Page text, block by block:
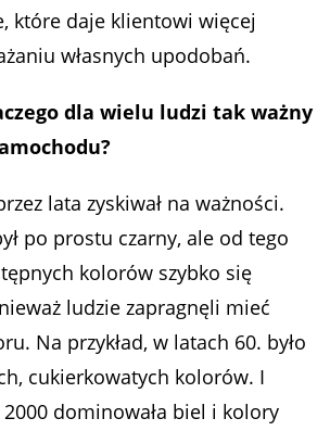
które daje klientowi więcej
własnych upodobań.
dla wielu ludzi tak ważny
lata zyskiwał na ważności.
po prostu czarny, ale od tego
kolorów szybko się
ludzie zapragnęli mieć
Na przykład, w latach 60. było
cukierkowatych kolorów. I
dominowała biel i kolory